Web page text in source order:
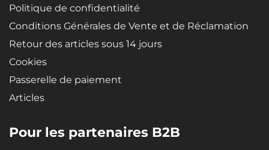
Politique de confidentialité
Conditions Générales de Vente et de Réclamation
Retour des articles sous 14 jours
Cookies
Passerelle de paiement
Articles
Pour les partenaires B2B